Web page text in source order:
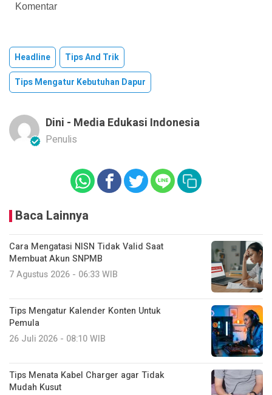
Komentar
Headline
Tips And Trik
Tips Mengatur Kebutuhan Dapur
Dini - Media Edukasi Indonesia
Penulis
Baca Lainnya
Cara Mengatasi NISN Tidak Valid Saat
Membuat Akun SNPMB
7 Agustus 2026 - 06:33 WIB
Tips Mengatur Kalender Konten Untuk
Pemula
26 Juli 2026 - 08:10 WIB
Tips Menata Kabel Charger agar Tidak
Mudah Kusut